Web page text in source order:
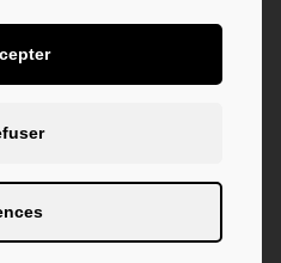
Tours, CHU Trousseau